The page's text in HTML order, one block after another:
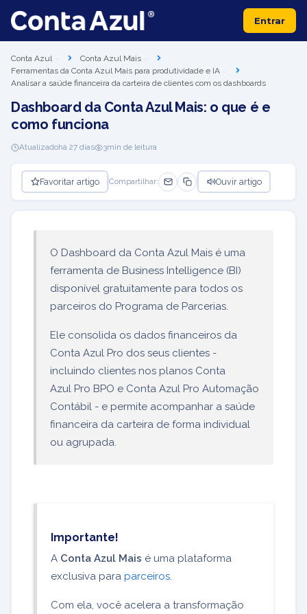
Entrar
Conta Azul
Conta Azul Mais
Ferramentas da Conta Azul Mais para produtividade e IA
Analisar a saúde financeira da carteira de clientes com os dashboards
Dashboard da Conta Azul Mais: o que é e
como funciona
Atualizadohá 27 dias 3min de leitura
Favoritar artigo Compartilhar: Ouvir artigo
O Dashboard da Conta Azul Mais é uma
ferramenta de Business Intelligence (BI)
disponível gratuitamente para todos os
parceiros do Programa de Parcerias.
Ele consolida os dados financeiros da
Conta Azul Pro dos seus clientes -
incluindo clientes nos planos Conta
Azul Pro BPO e Conta Azul Pro Automação
Contábil - e permite acompanhar a saúde
financeira da carteira de forma individual
ou agrupada.
Importante!
A Conta Azul Mais é uma plataforma
exclusiva para parceiros.
Com ela, você acelera a transformação